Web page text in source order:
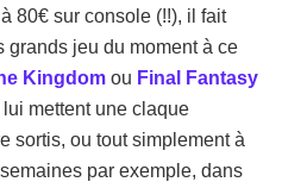
80€ sur console (!!), il fait
grands jeu du moment à ce
Kingdom ou Final Fantasy
mettent une claque
sortis, ou tout simplement à
par exemple, dans